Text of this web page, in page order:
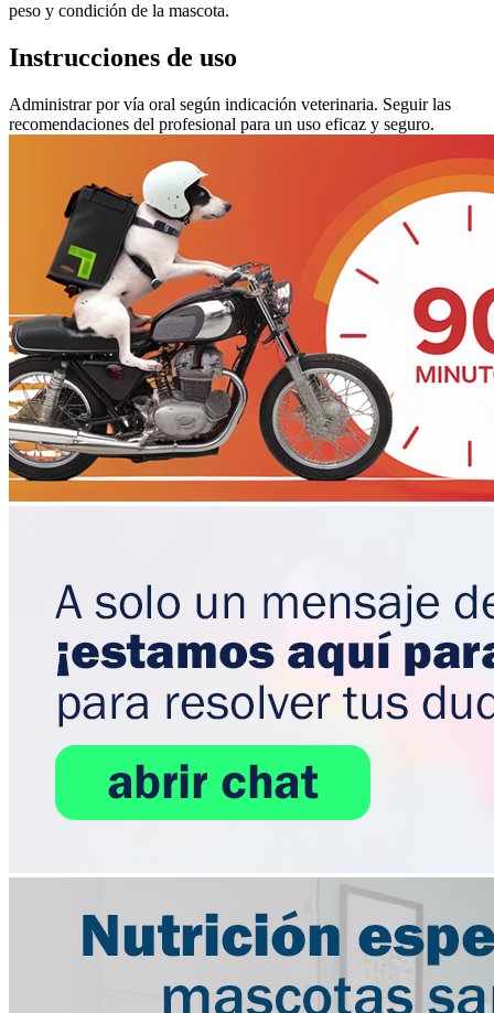
peso y condición de la mascota.
Instrucciones de uso
Administrar por vía oral según indicación veterinaria. Seguir las
recomendaciones del profesional para un uso eficaz y seguro.